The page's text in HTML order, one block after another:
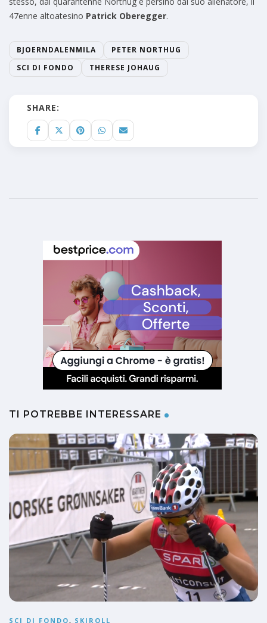
47enne altoatesino Patrick Oberegger.
BJOERNDALENMILA
PETER NORTHUG
SCI DI FONDO
THERESE JOHAUG
SHARE:
TI POTREBBE INTERESSARE
SCI DI FONDO, SKIROLL